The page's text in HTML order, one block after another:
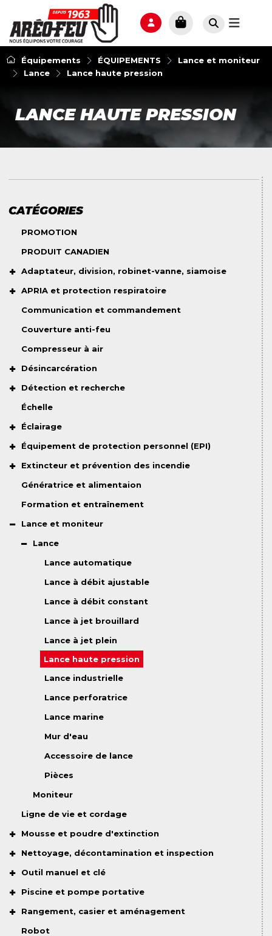
Équipements ÉQUIPEMENTS
Lance et moniteur
Lance
Lance haute pression
LANCE HAUTE PRESSION
CATÉGORIES
PROMOTION
PRODUIT CANADIEN
Adaptateur, division, robinet-vanne, siamoise
APRIA et protection respiratoire
Communication et commandement
Couverture anti-feu
Compresseur à air
Désincarcération
Détection et recherche
Échelle
Éclairage
Équipement de protection personnel (EPI)
Extincteur et prévention des incendie
Génératrice et alimentaion
Formation et entraînement
Lance et moniteur
Lance
Lance automatique
Lance à débit ajustable
Lance à débit constant
Lance à jet brouillard
Lance à jet plein
Lance haute pression
Lance industrielle
Lance perforatrice
Lance marine
Mur d'eau
Accessoire de lance
Pièces
Moniteur
Ligne de vie et cordage
Mousse et poudre d'extinction
Nettoyage, décontamination et inspection
Outil manuel et clé
Piscine et pompe portative
Rangement, casier et aménagement
Robot